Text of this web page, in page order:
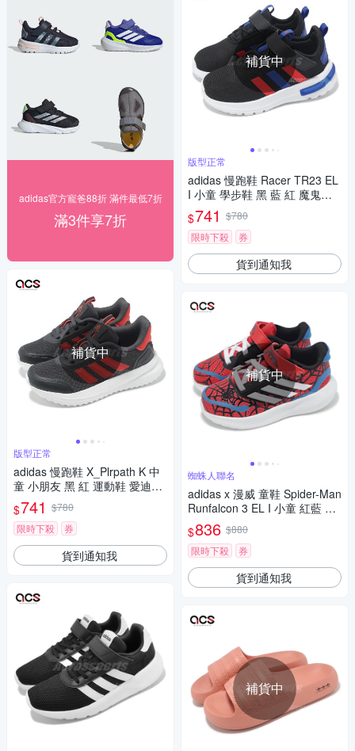
adidas官方寵爸88折 滿件最低7折
滿3件享7折
補貨中
版型正常
adidas 慢跑鞋 X_Plrpath K 中
童 小朋友 黑 紅 運動鞋 愛迪達
ID0252
$741 $780
限時下殺
券
貨到通知我
補貨中
版型正常
adidas 慢跑鞋 Racer TR23 EL
I 小童 學步鞋 黑 藍 紅 魔鬼氈
愛迪達 JH9568
$741 $780
限時下殺
券
貨到通知我
補貨中
蜘蛛人聯名
adidas x 漫威 童鞋 Spider-Man
Runfalcon 3 EL I 小童 紅藍 蜘
蛛人 學步鞋 IH8758
$836 $880
限時下殺
券
貨到通知我
補貨中